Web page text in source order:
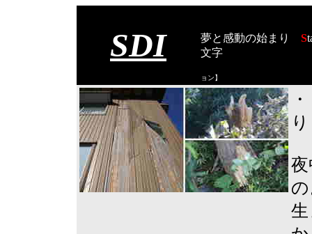
SDI 夢と感動の始まり S
文字
ョン】